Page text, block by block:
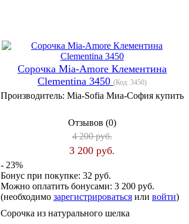
Сорочка Mia-Amore Клементина
Clementina 3450 (Код: 3450)
Производитель: Mia-Sofia Миа-София купить
Отзывов (0)
4 200 руб.
3 200 руб.
- 23%
Бонус при покупке: 32 руб.
Можно оплатить бонусами: 3 200 руб.
(необходимо зарегистрироваться или войти)
Сорочка из натурального шелка